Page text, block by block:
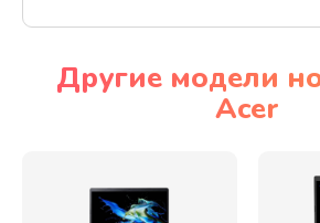
Настройка BIOS
Другие модели
Acer